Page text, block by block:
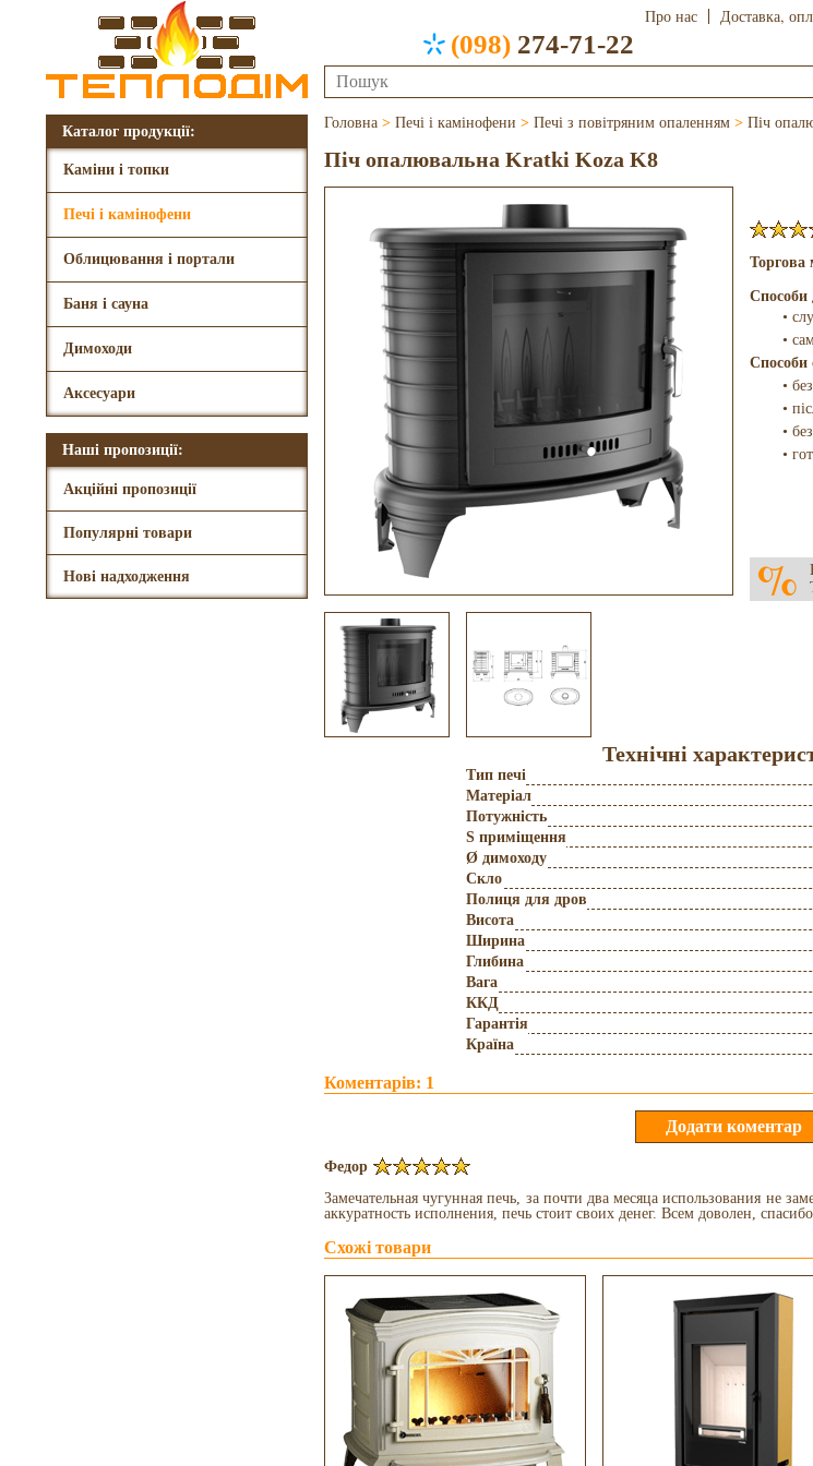
Про нас Доставка,
(098) 274-71-22
Каталог продукції:
Каміни і топки
Печі і камінофени
Облицювання і портали
Баня і сауна
Димоходи
Аксесуари
Наші пропозиції:
Акційні пропозиції
Популярні товари
Нові надходження
Головна > Печі і камінофени > Печі з повітряним опаленням > Піч
Піч опалювальна Kratki Koza K8
Торгова
Способи
•
•
Способи
•
•
•
•
%
Технічні
Тип печі
Матеріал
Потужність
S приміщення
Ø димоходу
Скло
Полиця для дров
Висота
Ширина
Глибина
Вага
ККД
Гарантія
Країна
Коментарів: 1
Федор
Замечательная чугунная печь, за почти два месяца использования не
аккуратность исполнения, печь стоит своих денег. Всем доволен,
Схожі товари